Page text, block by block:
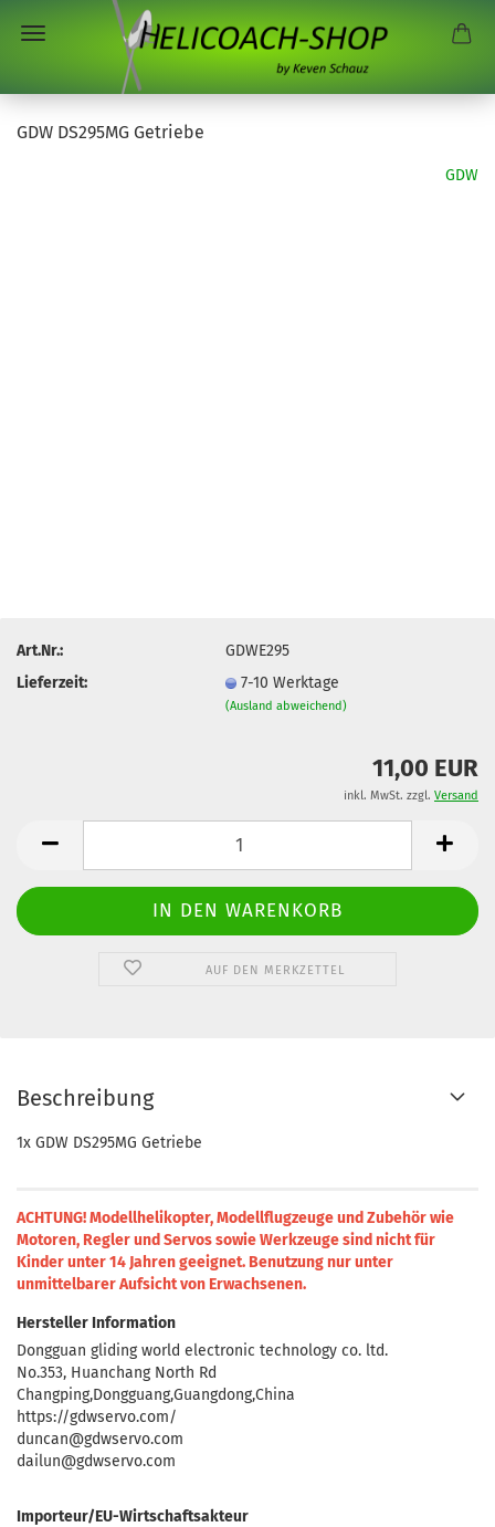
GDW DS295MG Getriebe
GDW
Art.Nr.:
GDWE295
Lieferzeit:
7-10 Werktage
(Ausland abweichend)
11,00 EUR
inkl. MwSt. zzgl. Versand
AUF DEN MERKZETTEL
Beschreibung
1x GDW DS295MG Getriebe
ACHTUNG! Modellhelikopter, Modellflugzeuge und Zubehör wie
Motoren, Regler und Servos sowie Werkzeuge sind nicht für
Kinder unter 14 Jahren geeignet. Benutzung nur unter
unmittelbarer Aufsicht von Erwachsenen.
Hersteller Information
Dongguan gliding world electronic technology co. ltd.
No.353, Huanchang North Rd
Changping,Dongguang,Guangdong,China
https://gdwservo.com/
duncan@gdwservo.com
dailun@gdwservo.com
Importeur/EU-Wirtschaftsakteur